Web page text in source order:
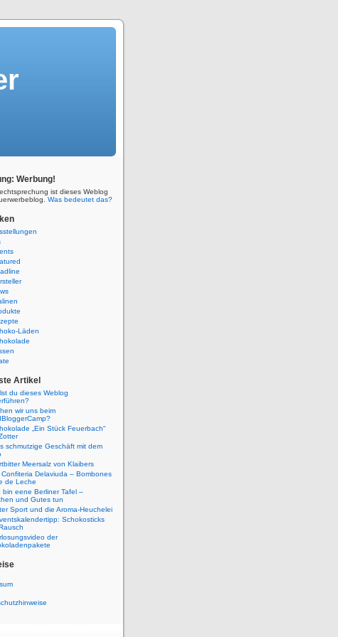
Werbung!
ist dieses Weblog
Was bedeutet das?
Läden
Artikel
du dieses Weblog
wir uns beim
„Ein Stück Feuerbach“
schmutzige Geschäft mit dem
Meersalz von Klaibers
Delaviuda – Bombones
de Leche
bin eene Berliner Tafel –
und Gutes tun
Sport und die Aroma-Heuchelei
Schokosticks
der